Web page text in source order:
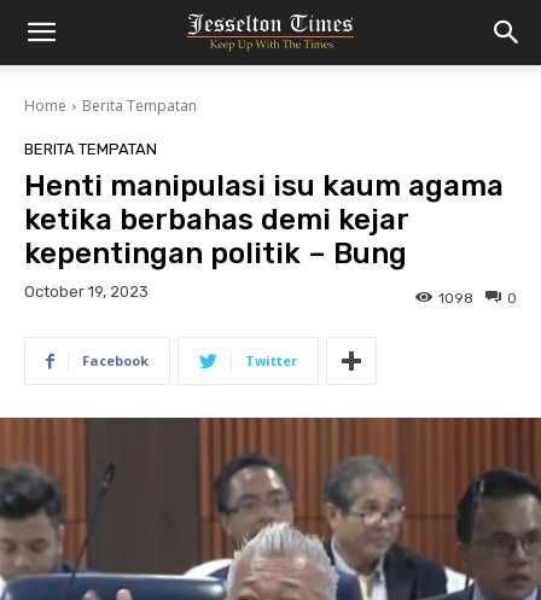
Home Berita Tempatan
BERITA TEMPATAN
Henti manipulasi isu kaum agama
ketika berbahas demi kejar
kepentingan politik – Bung
October 19, 2023 0
1098
Facebook Twitter